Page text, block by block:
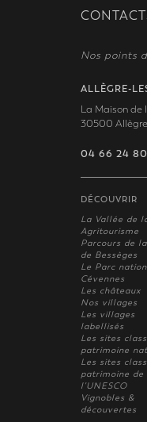
Nos points
ALLÈGRE-
La Maison de
30500
04 66 24
DÉCOUVRIR
La Vallée de
Agritourisme
Parcours de
de Bessèges
Le Parc
Cévennes
Les châteaux
Nos villages
Les villages
labellisés
Les sites
patrimoine
Les sites
patrimoine de
l'UNESCO
Vignobles &
découvertes